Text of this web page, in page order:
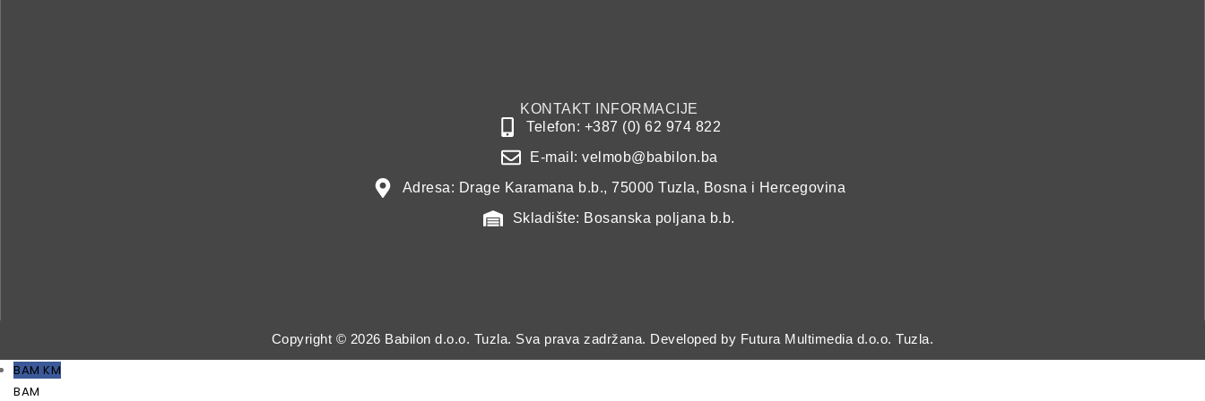
KONTAKT INFORMACIJE
Telefon: +387 (0) 62 974 822
E-mail: velmob@babilon.ba
Adresa: Drage Karamana b.b., 75000 Tuzla, Bosna i Hercegovina
Skladište: Bosanska poljana b.b.
Copyright © 2026 Babilon d.o.o. Tuzla. Sva prava zadržana. Developed by Futura Multimedia d.o.o. Tuzla.
BAM KM
BAM